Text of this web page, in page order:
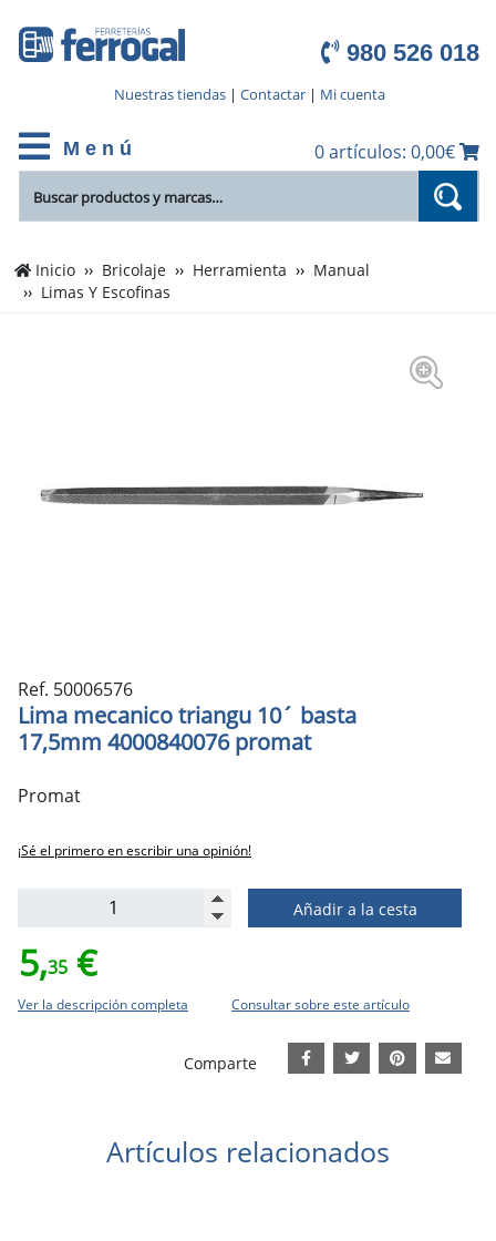
980 526 018
Nuestras tiendas| Contactar| Mi cuenta
M e n ú 0 artículos: 0,00€
Inicio Bricolaje Herramienta
Manual
Limas Y Escofinas
Ref. 50006576
Lima mecanico triangu 10´ basta
17,5mm 4000840076 promat
Promat
¡Sé el primero en escribir una opinión!
Añadir a la cesta
5,35 €
Ver la descripción completa Consultar sobre este artículo
Comparte
Artículos relacionados